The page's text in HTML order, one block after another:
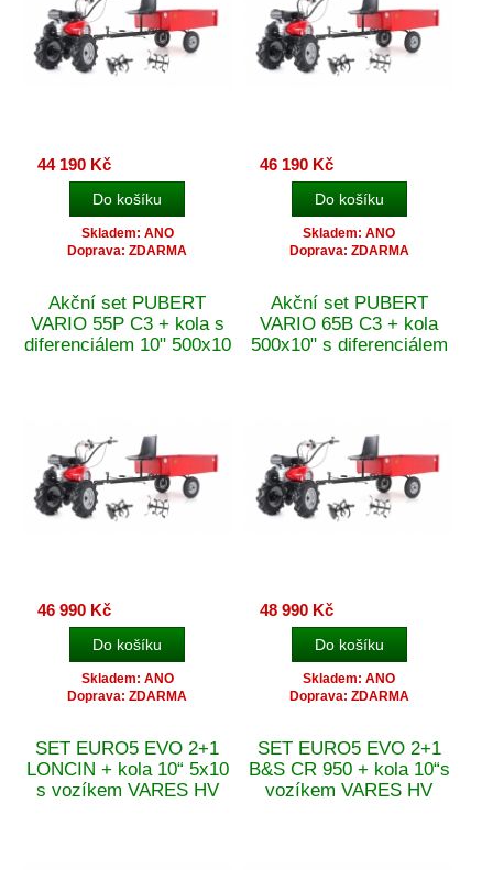
44 190 Kč
Skladem: ANO
Doprava: ZDARMA
46 190 Kč
Skladem: ANO
Doprava: ZDARMA
Akční set PUBERT
VARIO 55P C3 + kola s
diferenciálem 10" 500x10
46 990 Kč
Skladem: ANO
Doprava: ZDARMA
Akční set PUBERT
VARIO 65B C3 + kola
500x10" s diferenciálem
48 990 Kč
Skladem: ANO
Doprava: ZDARMA
SET EURO5 EVO 2+1
LONCIN + kola 10“ 5x10
s vozíkem VARES HV
SET EURO5 EVO 2+1
B&S CR 950 + kola 10“s
vozíkem VARES HV